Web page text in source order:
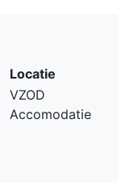
Locatie
VZOD
Accomodatie